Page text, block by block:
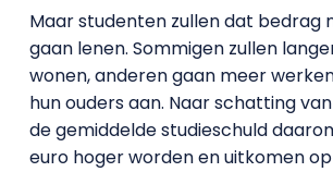
Maar studenten zullen dat bedrag
gaan lenen. Sommigen zullen
wonen, anderen gaan meer
hun ouders aan. Naar schatting
de gemiddelde studieschuld
euro hoger worden en uitkomen op